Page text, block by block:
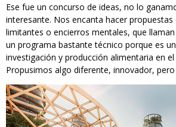
Ese fue un concurso de ideas, no lo
interesante. Nos encanta hacer propuestas
limitantes o encierros mentales, que
un programa bastante técnico porque es
investigación y producción alimentaria en el
Propusimos algo diferente, innovador,